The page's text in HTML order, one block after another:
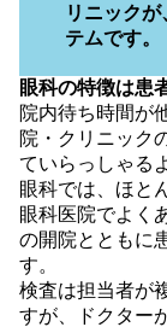
リニック
テムです。
眼科の特徴は患
院内待ち時間が
院・クリニック
ていらっしゃる
眼科では、ほと
眼科医院でよく
の開院とともに
す。
検査は担当者が
すが、ドクター